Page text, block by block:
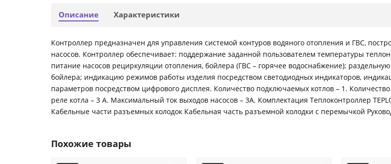
Описание Характеристики
Контроллер предназначен для управления системой контуров водяного отопления и ГВС,
насосов. Контроллер обеспечивает: поддержание заданной пользователем температуры
питание насосов рециркуляции отопления, бойлера (ГВС – горячее водоснабжение);
бойлера; индикацию режимов работы изделия посредством светодиодных индикаторов,
параметров посредством цифрового дисплея. Количество подключаемых котлов – 1.
реле котла – 3 А. Максимальный ток выходов насосов – 3А. Комплектация Теплоконтроллер
Кабельные части разъемных колодок Кабельная часть разъемной колодки с перемычкой
Похожие товары